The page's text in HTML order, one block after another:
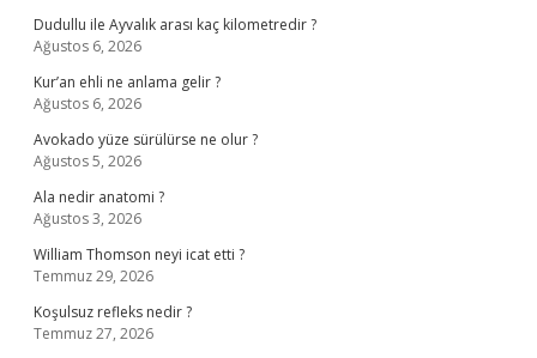
Dudullu ile Ayvalık arası kaç kilometredir ?
Ağustos 6, 2026
Kur’an ehli ne anlama gelir ?
Ağustos 6, 2026
Avokado yüze sürülürse ne olur ?
Ağustos 5, 2026
Ala nedir anatomi ?
Ağustos 3, 2026
William Thomson neyi icat etti ?
Temmuz 29, 2026
Koşulsuz refleks nedir ?
Temmuz 27, 2026